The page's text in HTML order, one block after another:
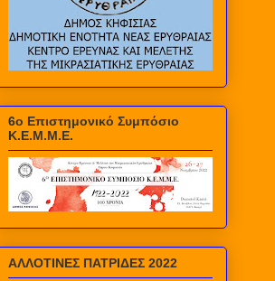
6ο Επιστημονικό Συμπόσιο
Κ.Ε.Μ.Μ.Ε.
ΑΛΛΟΤΙΝΕΣ ΠΑΤΡΙΔΕΣ 2022